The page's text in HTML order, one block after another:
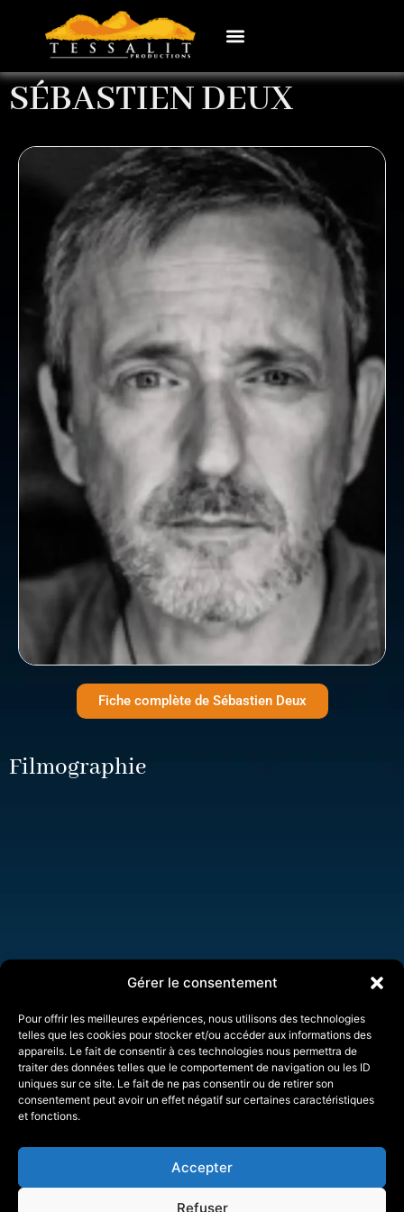
Gérer le consentement
Pour offrir les meilleures expériences, nous utilisons des technologies
telles que les cookies pour stocker et/ou accéder aux informations des
appareils. Le fait de consentir à ces technologies nous permettra de
traiter des données telles que le comportement de navigation ou les ID
uniques sur ce site. Le fait de ne pas consentir ou de retirer son
consentement peut avoir un effet négatif sur certaines caractéristiques
et fonctions.
Accepter
Refuser
SÉBASTIEN DEUX
Fiche complète de Sébastien Deux
Filmographie